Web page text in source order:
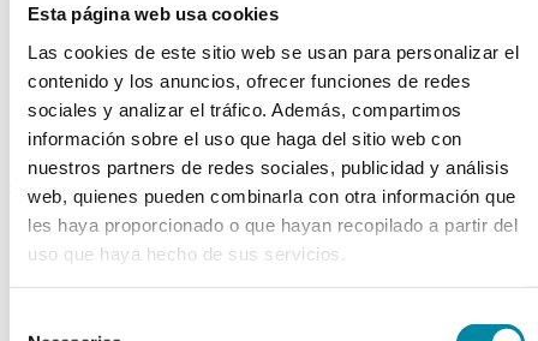
Esta página web usa cookies
Las cookies de este sitio web se usan para personalizar el
contenido y los anuncios, ofrecer funciones de redes
sociales y analizar el tráfico. Además, compartimos
información sobre el uso que haga del sitio web con
nuestros partners de redes sociales, publicidad y análisis
web, quienes pueden combinarla con otra información que
les haya proporcionado o que hayan recopilado a partir del
uso que haya hecho de sus servicios.
Tamañno 00
Tamañno 1
Tamañno 2
Tamañno 3
Tamañno 4
Tamañno 5
Frascos farmacia
Tapas farmacia
Frascos y tapas cosmética
Gama ariless
Tarros cosmética